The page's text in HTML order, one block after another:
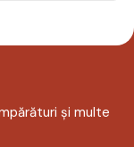
și multe